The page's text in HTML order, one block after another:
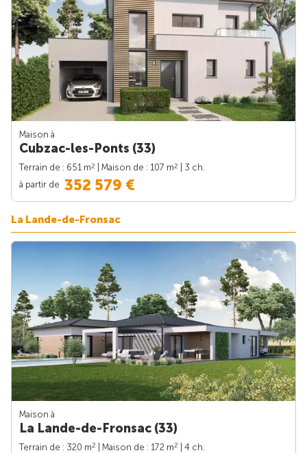
Maison à
Cubzac-les-Ponts (33)
Terrain de : 651 m2 | Maison de : 107 m2
| 3 ch.
à partir de 352 579 €
La Lande-de-Fronsac
Maison à
La Lande-de-Fronsac (33)
Terrain de : 320 m2 | Maison de : 172 m2
| 4 ch.